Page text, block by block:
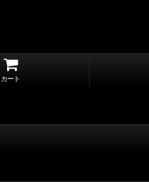
カート